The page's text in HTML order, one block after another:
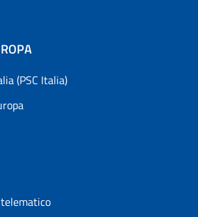
(PSC Italia)